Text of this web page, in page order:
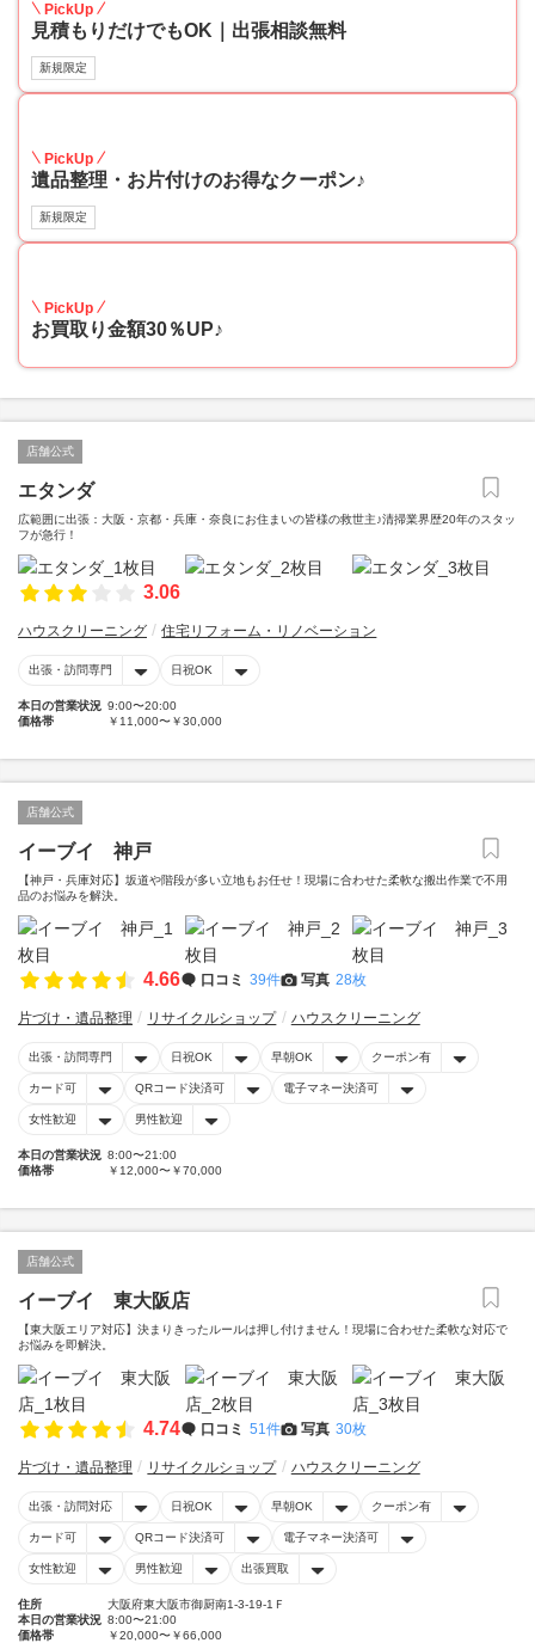
PickUp
見積もりだけでもOK｜出張相談無料
新規限定
PickUp
遺品整理・お片付けのお得なクーポン♪
新規限定
PickUp
お買取り金額30％UP♪
店舗公式
エタンダ
広範囲に出張：大阪・京都・兵庫・奈良にお住まいの皆様の救世主♪清掃業界歴20年のスタッ
フが急行！
3.06
ハウスクリーニング 住宅リフォーム・リノベーション
出張・訪問専門 日祝OK
本日の営業状況 9:00〜20:00
価格帯
￥11,000〜￥30,000
店舗公式
イーブイ 神戸
【神戸・兵庫対応】坂道や階段が多い立地もお任せ！現場に合わせた柔軟な搬出作業で不用
品のお悩みを解決。
4.66 口コミ 39件 写真 28枚
片づけ・遺品整理 リサイクルショップ ハウスクリーニング
出張・訪問専門 日祝OK 早朝OK クーポン有
カード可 QRコード決済可 電子マネー決済可
女性歓迎 男性歓迎
本日の営業状況 8:00〜21:00
価格帯
￥12,000〜￥70,000
店舗公式
イーブイ 東大阪店
【東大阪エリア対応】決まりきったルールは押し付けません！現場に合わせた柔軟な対応で
お悩みを即解決。
4.74 口コミ 51件 写真 30枚
片づけ・遺品整理 リサイクルショップ ハウスクリーニング
出張・訪問対応 日祝OK 早朝OK クーポン有
カード可 QRコード決済可 電子マネー決済可
女性歓迎 男性歓迎 出張買取
住所
大阪府東大阪市御厨南1-3-19-1Ｆ
本日の営業状況 8:00〜21:00
価格帯
￥20,000〜￥66,000